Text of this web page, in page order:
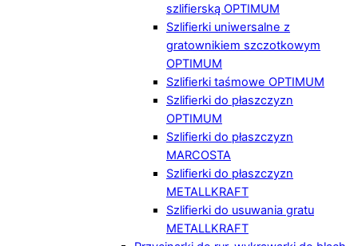
szlifierską OPTIMUM
Szlifierki uniwersalne z
gratownikiem szczotkowym
OPTIMUM
Szlifierki taśmowe OPTIMUM
Szlifierki do płaszczyzn
OPTIMUM
Szlifierki do płaszczyzn
MARCOSTA
Szlifierki do płaszczyzn
METALLKRAFT
Szlifierki do usuwania gratu
METALLKRAFT